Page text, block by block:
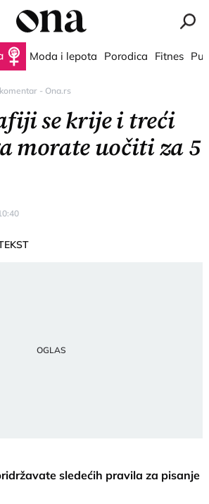
Moda i lepota Porodica Fitnes
- Ona.rs
se krije i treći
morate uočiti za 5
sledećih pravila za pisanje